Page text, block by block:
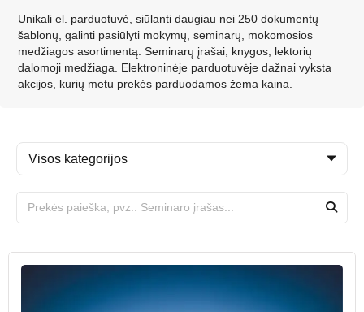
Unikali el. parduotuvė, siūlanti daugiau nei 250 dokumentų
šablonų, galinti pasiūlyti mokymų, seminarų, mokomosios
medžiagos asortimentą. Seminarų įrašai, knygos, lektorių
dalomoji medžiaga. Elektroninėje parduotuvėje dažnai vyksta
akcijos, kurių metu prekės parduodamos žema kaina.